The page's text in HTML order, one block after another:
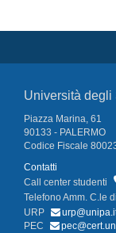
Università degli
Piazza Marina, 61
90133 - PALERMO
Codice Fiscale
Contatti
Call center studenti
Telefono Amm. C.le
URP
PEC